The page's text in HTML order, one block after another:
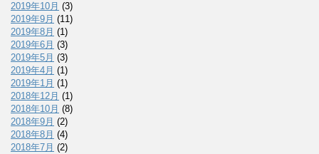
2019年10月 (3)
2019年9月 (11)
2019年8月 (1)
2019年6月 (3)
2019年5月 (3)
2019年4月 (1)
2019年1月 (1)
2018年12月 (1)
2018年10月 (8)
2018年9月 (2)
2018年8月 (4)
2018年7月 (2)